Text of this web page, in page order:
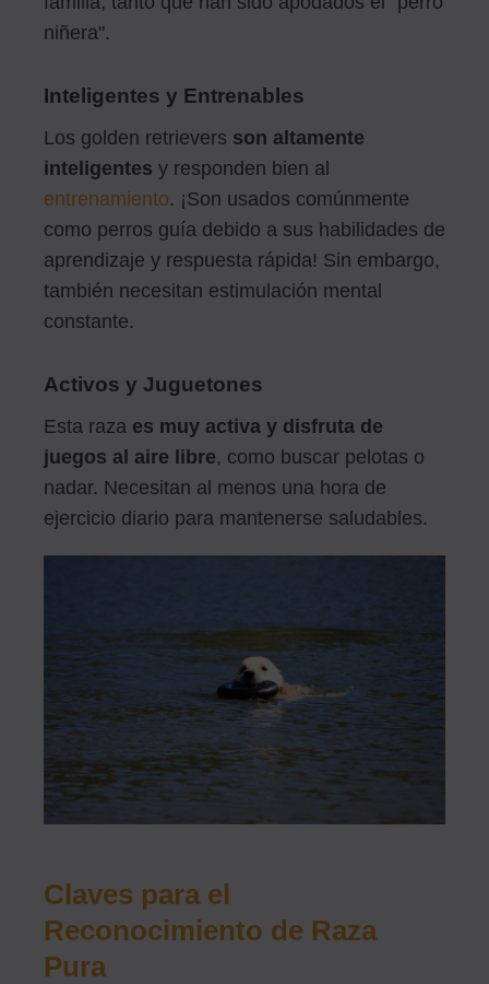
niñera".
Inteligentes y Entrenables
Los golden retrievers son altamente
inteligentes y responden bien al
entrenamiento. ¡Son usados comúnmente
como perros guía debido a sus habilidades de
aprendizaje y respuesta rápida! Sin embargo,
también necesitan estimulación mental
constante.
Activos y Juguetones
Esta raza es muy activa y disfruta de
juegos al aire libre, como buscar pelotas o
nadar. Necesitan al menos una hora de
ejercicio diario para mantenerse saludables.
Claves para el
Reconocimiento de Raza
Pura